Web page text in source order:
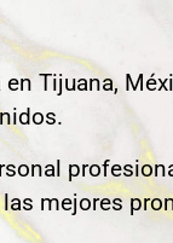
Tijuana,
mejores